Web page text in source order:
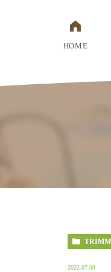
HOME
2022.07.09